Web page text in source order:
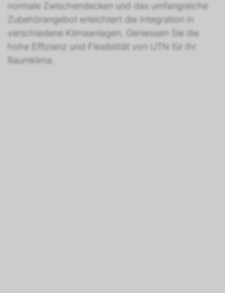
normale Zwischendecken und das umfangreiche
Zubehörangebot erleichtert die Integration in
verschiedene Klimaanlagen. Geniessen Sie die
hohe Effizienz und Flexibilität von UTN für Ihr
Raumklima.